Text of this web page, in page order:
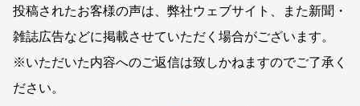
投稿されたお客様の声は、弊社ウェブサイト、また新聞・
雑誌広告などに掲載させていただく場合がございます。
※いただいた内容へのご返信は致しかねますのでご了承く
ださい。